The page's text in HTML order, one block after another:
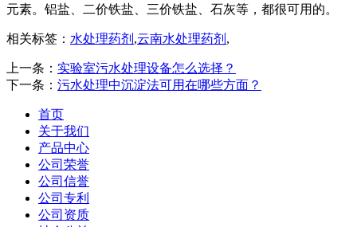
元素。铝盐、二价铁盐、三价铁盐、石灰等，都很可用的。
相关标签： 水处理药剂 ,云南水处理药剂 ,
上一条： 实验室污水处理设备怎么选择？
下一条： 污水处理中沉淀法可用在哪些方面？
首页
关于我们
产品中心
公司荣誉
公司信誉
公司专利
公司资质